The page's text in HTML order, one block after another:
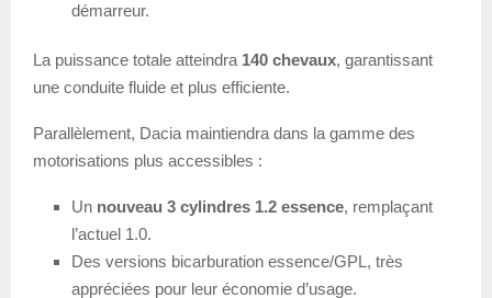
démarreur.
La puissance totale atteindra 140 chevaux, garantissant
une conduite fluide et plus efficiente.
Parallèlement, Dacia maintiendra dans la gamme des
motorisations plus accessibles :
Un nouveau 3 cylindres 1.2 essence, remplaçant
l’actuel 1.0.
Des versions bicarburation essence/GPL, très
appréciées pour leur économie d’usage.